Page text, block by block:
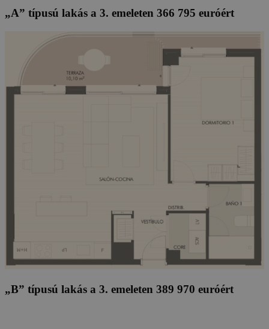
„A” típusú lakás a 3. emeleten 366 795 euróért
„B” típusú lakás a 3. emeleten 389 970 euróért